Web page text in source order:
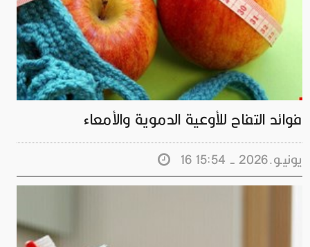
فوائد التفاح للأوعية الدموية والأمعاء
16 يونيـو.2026 - 15:54